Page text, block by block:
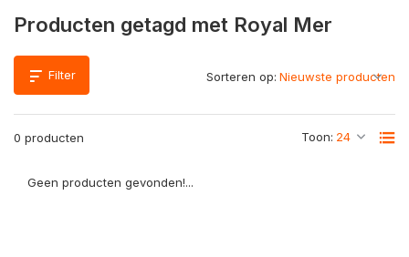
Producten getagd met Royal Mer
Filter
0 producten Toon:
Sorteren op:
Geen producten gevonden!...